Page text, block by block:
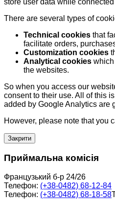
store user data while
There are several types of
Technical cookies that
facilitate orders,
Customization cookies
Analytical cookies
the websites.
So when you access our
consent to their use. All of this
added by Google Analytics are
However, please note that you
Закрити
Приймальна комісія
Французький б-р 24/26
Телефон: (+38-0482) 68-12-84
Телефон: (+38-0482) 68-18-58